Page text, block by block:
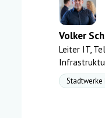
Volker
Leiter IT,
Stadtwerke